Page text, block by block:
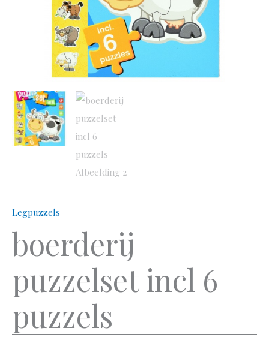
Legpuzzels
boerderij
puzzelset incl 6
puzzels